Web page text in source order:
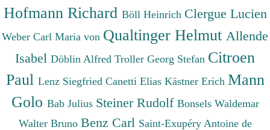
Hofmann Richard Böll Heinrich Clergue Lucien
Weber Carl Maria von Qualtinger Helmut Allende
Isabel Döblin Alfred Troller Georg Stefan Citroen
Paul Lenz Siegfried Canetti Elias Kästner Erich Mann
Golo Bab Julius Steiner Rudolf Bonsels Waldemar
Walter Bruno Benz Carl Saint-Exupéry Antoine de